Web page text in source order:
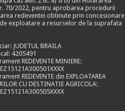
70/2022, pentru aprobarea procedurii
redeventei obtinute prin concesionare
exploatare a resurselor de la suprafata
JUDETUL BRAILA
4205491
REDEVENTE MINIERE:
REDEVENTE din EXPLOATAREA
CU DESTINATIE AGRICOLA: